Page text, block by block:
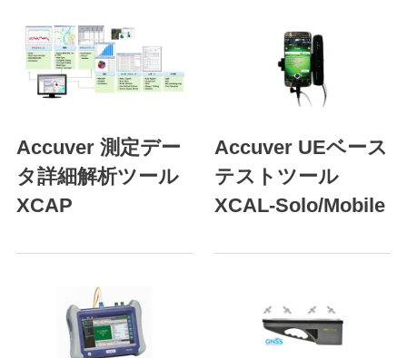
Accuver 測定デー
タ詳細解析ツール
XCAP
Accuver UEベース
テストツール
XCAL-Solo/Mobile